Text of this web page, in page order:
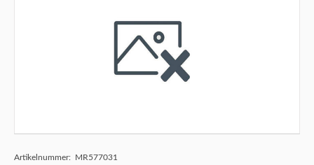
Artikelnummer: MR577031